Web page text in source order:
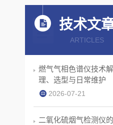
技术文
ARTICLES
燃气气相色谱仪技术
理、选型与日常维护
2026-07-21
二氧化硫烟气检测仪